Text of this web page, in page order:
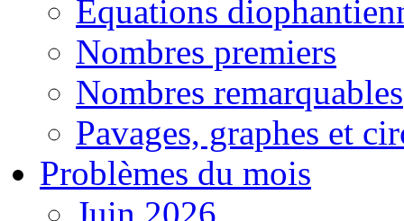
Equations
Nombres premiers
Nombres remarquables
Pavages, graphes et
Problèmes du mois